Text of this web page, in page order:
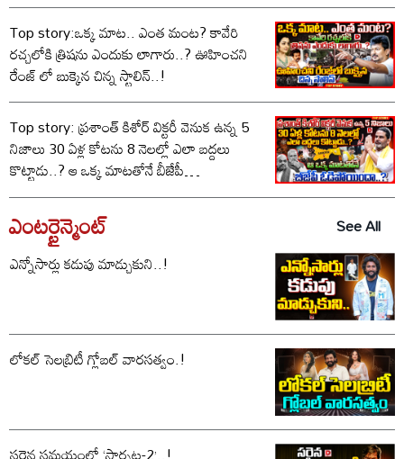
Top story:ఒక్క మాట.. ఎంత మంట? కావేరి
రచ్చలోకి త్రిషను ఎందుకు లాగారు..? ఊహించని
రేంజ్ లో బుక్కైన చిన్న స్టాలిన్..!
Top story: ప్రశాంత్ కిశోర్ విక్టరీ వెనుక ఉన్న 5
నిజాలు 30 ఏళ్ల కోటను 8 నెలల్లో ఎలా బద్దలు
కొట్టాడు..? ఆ ఒక్క మాటతోనే బీజేపీ
ఓడిపోయిందా..?
ఎంటర్టైన్మెంట్
See All
ఎన్నోసార్లు కడుపు మాడ్చుకుని..!
లోకల్ సెలబ్రిటీ గ్లోబల్ వారసత్వం.!